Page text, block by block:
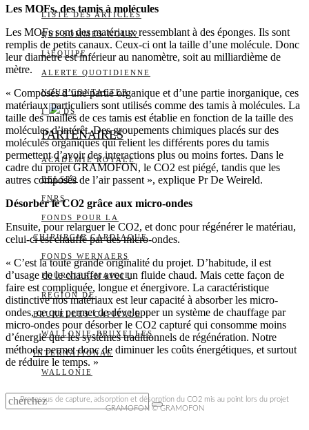
LISTE DES ARTICLES
QUI SOMMES-NOUS?
L’ÉQUIPE
ALERTE QUOTIDIENNE
NOUS CONTACTER
I DS
PARTENAIRES
ACADÉMIE ROYALE
BELSPO
FNRS
FONDS POUR LA
CHIRURGIE CARDIAQUE
FONDS WERNAERS
FOURNIER-MAJOIE
RÉGION DE
BRUXELLES-CAPITALE
WALLONIE-BRUXELLES
INTERNATIONAL
WALLONIE
Les MOFs, des tamis à molécules
Les MOFs sont des matériaux ressemblant à des éponges. Ils sont
remplis de petits canaux. Ceux-ci ont la taille d’une molécule. Donc
leur diamètre est inférieur au nanomètre, soit au milliardième de
mètre.
« Composés d’une partie organique et d’une partie inorganique, ces
matériaux particuliers sont utilisés comme des tamis à molécules. La
taille des mailles de ces tamis est établie en fonction de la taille des
molécules d’intérêt. Des groupements chimiques placés sur des
molécules organiques qui relient les différents pores du tamis
permettent d’avoir des interactions plus ou moins fortes. Dans le
cadre du projet GRAMOFON, le CO2 est piégé, tandis que les
autres composés de l’air passent », explique Pr De Weireld.
Désorber le CO2 grâce aux micro-ondes
Ensuite, pour relarguer le CO2, et donc pour régénérer le matériau,
celui-ci est chauffé par des micro-ondes.
« C’est la toute grande originalité du projet. D’habitude, il est
d’usage de le chauffer avec un fluide chaud. Mais cette façon de
faire est compliquée, longue et énergivore. La caractéristique
distinctive nos matériaux est leur capacité à absorber les micro-
ondes, ce qui permet de développer un système de chauffage par
micro-ondes pour désorber le CO2 capturé qui consomme moins
d’énergie que les systèmes traditionnels de régénération. Notre
méthode permet donc de diminuer les coûts énergétiques, et surtout
de réduire le temps. »
Processus de capture, adsorption et désorption du CO2 mis au point lors du projet
GRAMOFON © GRAMOFON